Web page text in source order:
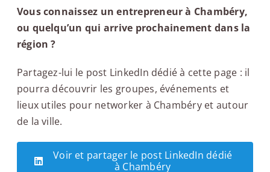
Vous connaissez un entrepreneur à Chambéry,
ou quelqu’un qui arrive prochainement dans la
région ?
Partagez-lui le post LinkedIn dédié à cette page : il
pourra découvrir les groupes, événements et
lieux utiles pour networker à Chambéry et autour
de la ville.
Voir et partager le post LinkedIn dédié
à Chambéry